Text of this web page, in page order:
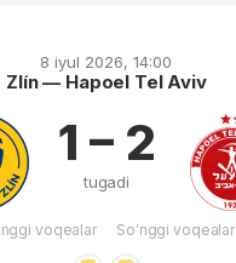
8 iyul 2026, 14:00
Zlín — Hapoel Tel Aviv
voqealar
1 – 2
tugadi
So'nggi voqealar